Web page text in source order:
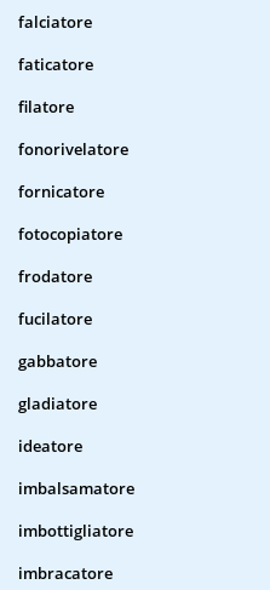
falciatore
faticatore
filatore
fonorivelatore
fornicatore
fotocopiatore
frodatore
fucilatore
gabbatore
gladiatore
ideatore
imbalsamatore
imbottigliatore
imbracatore